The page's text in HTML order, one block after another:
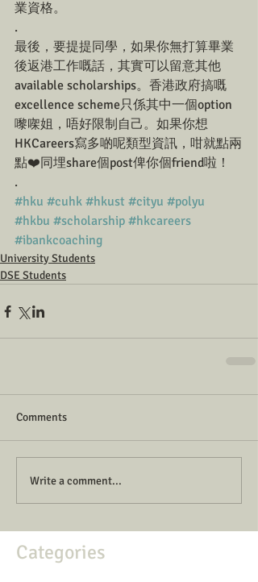
業資格。
.
最後，要提提同學，如果你無打算畢業
後返港工作嘅話，其實可以留意其他
available scholarships。香港政府搞嘅
excellence scheme只係其中一個option
嚟㗎姐，唔好限制自己。如果你想
HKCareers寫多啲呢類型資訊，咁就點兩
點❤️同埋share個post俾你個friend啦！
.
#hku #cuhk #hkust #cityu #polyu
#hkbu #scholarship #hkcareers
#ibankcoaching
University Students
DSE Students
Comments
Write a comment...
Categories